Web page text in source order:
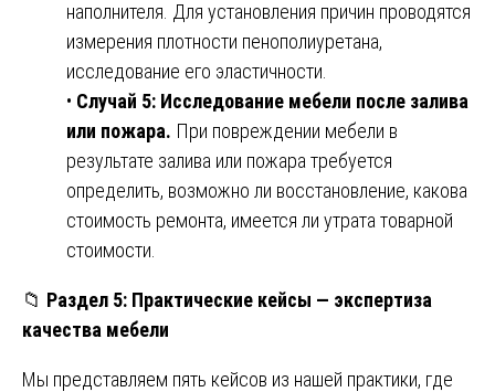
наполнителя. Для установления причин проводятся
измерения плотности пенополиуретана,
исследование его эластичности.
• Случай 5: Исследование мебели после залива
или пожара. При повреждении мебели в
результате залива или пожара требуется
определить, возможно ли восстановление, какова
стоимость ремонта, имеется ли утрата товарной
стоимости.
📁 Раздел 5: Практические кейсы — экспертиза
качества мебели
Мы представляем пять кейсов из нашей практики, где